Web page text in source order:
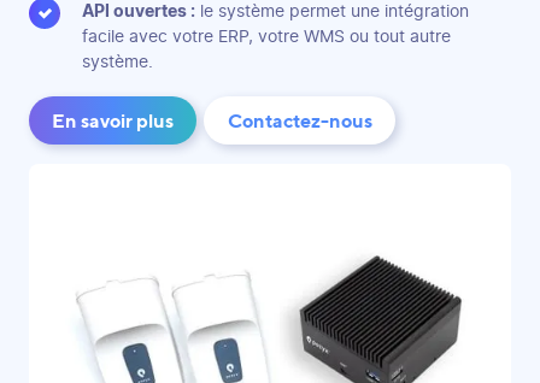
API ouvertes : le système permet une intégration
facile avec votre ERP, votre WMS ou tout autre
système.
En savoir plus Contactez-nous